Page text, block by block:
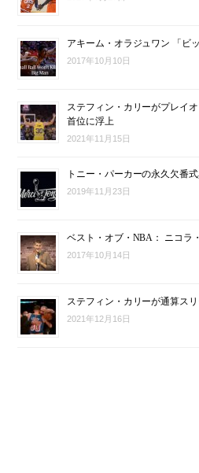
アキーム・オラジュワン 「ビ
2017年10月10日
ステフィン・カリーがプレイ
首位に浮上
2021年11月15日
トニー・パーカーの永久欠番
2019年11月23日
ベスト・オブ・NBA： ニコラ
2017年10月14日
ステフィン・カリーが通算ス
2021年12月16日